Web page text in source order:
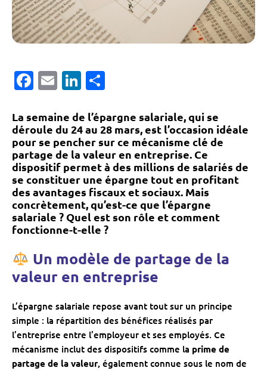
Facebook
EmailLinkedIn
La semaine de l’épargne salariale, qui se
déroule du 24 au 28 mars, est l’occasion idéale
pour se pencher sur ce mécanisme clé de
partage de la valeur en entreprise. Ce
dispositif permet à des millions de salariés de
se constituer une épargne tout en profitant
des avantages fiscaux et sociaux. Mais
concrètement, qu’est-ce que l’épargne
salariale ? Quel est son rôle et comment
fonctionne-t-elle ?
Un modèle de partage de la
valeur en entreprise
L’épargne salariale repose avant tout sur un principe
simple : la répartition des bénéfices réalisés par
l’entreprise entre l’employeur et ses employés. Ce
mécanisme inclut des dispositifs comme la prime de
partage de la valeur, également connue sous le nom de